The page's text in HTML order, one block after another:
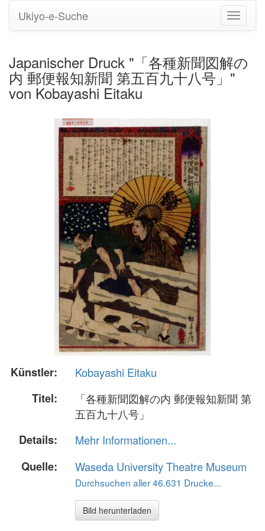
Ukiyo-e-Suche
Japanischer Druck "「各種新聞図解の
内 郵便報知新聞 第五百九十八号」"
von Kobayashi Eitaku
Künstler:
Kobayashi Eitaku
Titel:
「各種新聞図解の内 郵便報知新聞 第
五百九十八号」
Details:
Mehr Informationen...
Quelle:
Waseda University Theatre Museum
Durchsuchen aller 46.631 Drucke...
Bild herunterladen